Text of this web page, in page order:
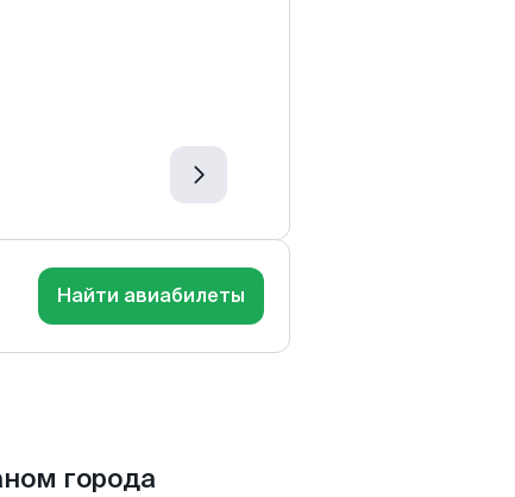
Найти авиабилеты
города